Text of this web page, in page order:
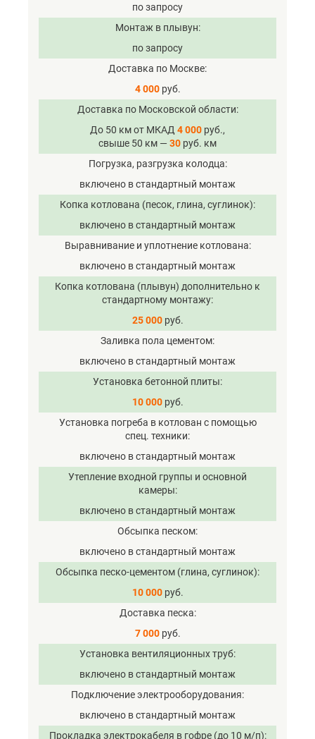
по запросу
Монтаж в плывун
по запросу
Доставка по Москве
4 000руб.
Доставка по Московской области
До 50 км от МКАД 4 000 руб.,
свыше 50 км — 30 руб. км
Погрузка, разгрузка колодца
включено в стандартный монтаж
Копка котлована (песок, глина, суглинок)
включено в стандартный монтаж
Выравнивание и уплотнение котлована
включено в стандартный монтаж
Копка котлована (плывун) дополнительно к
стандартному монтажу
25 000руб.
Заливка пола цементом
включено в стандартный монтаж
Установка бетонной плиты
10 000руб.
Установка погреба в котлован с помощью
спец. техники
включено в стандартный монтаж
Утепление входной группы и основной
камеры
включено в стандартный монтаж
Обсыпка песком
включено в стандартный монтаж
Обсыпка песко-цементом (глина, суглинок)
10 000руб.
Доставка песка
7 000руб.
Установка вентиляционных труб
включено в стандартный монтаж
Подключение электрооборудования
включено в стандартный монтаж
Прокладка электрокабеля в гофре (до 10 м/п)